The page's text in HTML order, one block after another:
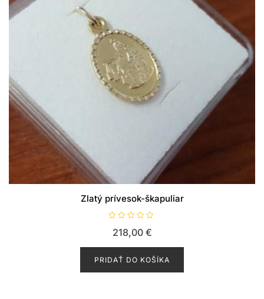
Zlatý prívesok-škapuliar
n
t
218,00 €
PRIDAŤ DO KOŠÍKA